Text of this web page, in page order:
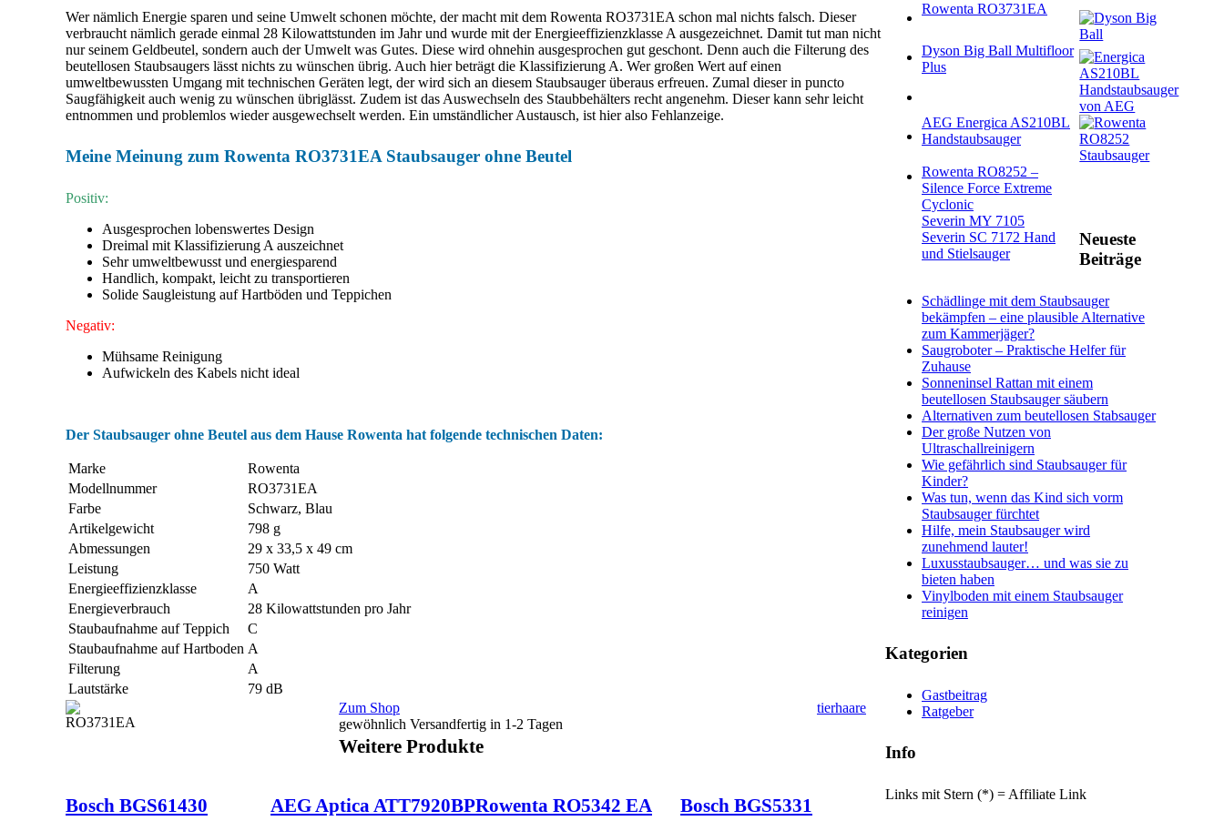
Wer nämlich Energie sparen und seine Umwelt schonen möchte, der macht mit dem Rowenta RO3731EA schon mal nichts falsch. Dieser
verbraucht nämlich gerade einmal 28 Kilowattstunden im Jahr und wurde mit der Energieeffizienzklasse A ausgezeichnet. Damit tut man nicht
nur seinem Geldbeutel, sondern auch der Umwelt was Gutes. Diese wird ohnehin ausgesprochen gut geschont. Denn auch die Filterung des
beutellosen Staubsaugers lässt nichts zu wünschen übrig. Auch hier beträgt die Klassifizierung A. Wer großen Wert auf einen
umweltbewussten Umgang mit technischen Geräten legt, der wird sich an diesem Staubsauger überaus erfreuen. Zumal dieser in puncto
Saugfähigkeit auch wenig zu wünschen übriglässt. Zudem ist das Auswechseln des Staubbehälters recht angenehm. Dieser kann sehr leicht
entnommen und problemlos wieder ausgewechselt werden. Ein umständlicher Austausch, ist hier also Fehlanzeige.
Meine Meinung zum Rowenta RO3731EA Staubsauger ohne Beutel
Positiv:
Ausgesprochen lobenswertes Design
Dreimal mit Klassifizierung A auszeichnet
Sehr umweltbewusst und energiesparend
Handlich, kompakt, leicht zu transportieren
Solide Saugleistung auf Hartböden und Teppichen
Negativ:
Mühsame Reinigung
Aufwickeln des Kabels nicht ideal
Der Staubsauger ohne Beutel aus dem Hause Rowenta hat folgende technischen Daten:
Marke
Rowenta
Modellnummer
RO3731EA
Farbe
Schwarz, Blau
Artikelgewicht
798 g
Abmessungen
29 x 33,5 x 49 cm
Leistung
750 Watt
Energieeffizienzklasse
A
Energieverbrauch
28 Kilowattstunden pro Jahr
Staubaufnahme auf Teppich
C
Staubaufnahme auf Hartboden A
Filterung
A
Lautstärke
79 dB
Zum Shop
gewöhnlich Versandfertig in 1-2 Tagen
tierhaare
Weitere Produkte
Bosch BGS61430
AEG Aptica ATT7920BPRowenta RO5342 EA Bosch BGS5331
Rowenta RO3731EA
Dyson Big Ball Multifloor
Plus
AEG Energica AS210BL
Handstaubsauger
Rowenta RO8252 –
Silence Force Extreme
Cyclonic
Severin MY 7105
Severin SC 7172 Hand
und Stielsauger
Neueste
Beiträge
Schädlinge mit dem Staubsauger
bekämpfen – eine plausible Alternative
zum Kammerjäger?
Saugroboter – Praktische Helfer für
Zuhause
Sonneninsel Rattan mit einem
beutellosen Staubsauger säubern
Alternativen zum beutellosen Stabsauger
Der große Nutzen von
Ultraschallreinigern
Wie gefährlich sind Staubsauger für
Kinder?
Was tun, wenn das Kind sich vorm
Staubsauger fürchtet
Hilfe, mein Staubsauger wird
zunehmend lauter!
Luxusstaubsauger… und was sie zu
bieten haben
Vinylboden mit einem Staubsauger
reinigen
Kategorien
Gastbeitrag
Ratgeber
Info
Links mit Stern (*) = Affiliate Link